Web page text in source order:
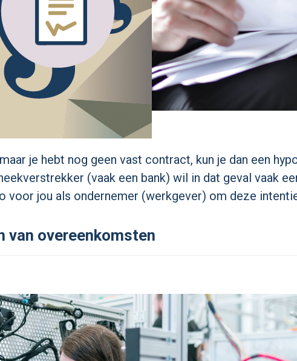
je hebt nog geen vast contract, kun je dan een
(vaak een bank) wil in dat geval vaak
voor jou als ondernemer (werkgever) om deze
van overeenkomsten